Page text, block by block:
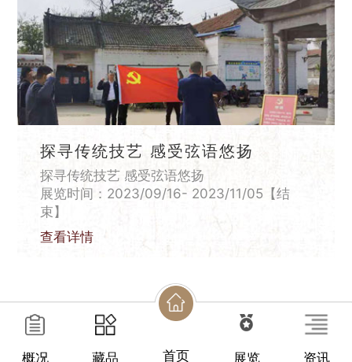
探寻传统技艺 感受弦语悠扬
探寻传统技艺 感受弦语悠扬
展览时间：2023/09/16- 2023/11/05【结
束】
查看详情
概况 藏品 首页 展览 资讯